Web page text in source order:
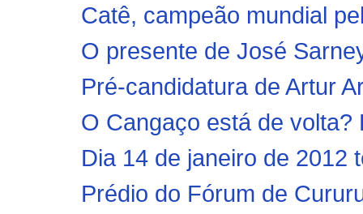
Catê, campeão mundial
O presente de José
Pré-candidatura de Artur
O Cangaço está de volta?
Dia 14 de janeiro de 2012
Prédio do Fórum de